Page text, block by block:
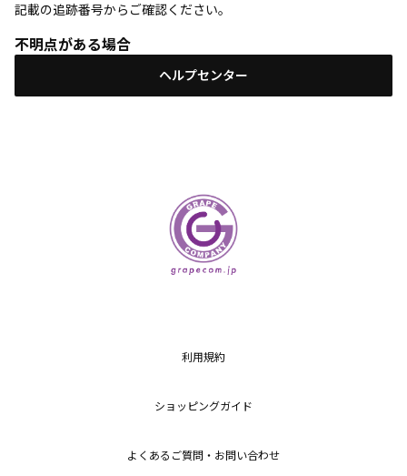
記載の追跡番号からご確認ください。
不明点がある場合
ヘルプセンター
利用規約
ショッピングガイド
よくあるご質問・お問い合わせ